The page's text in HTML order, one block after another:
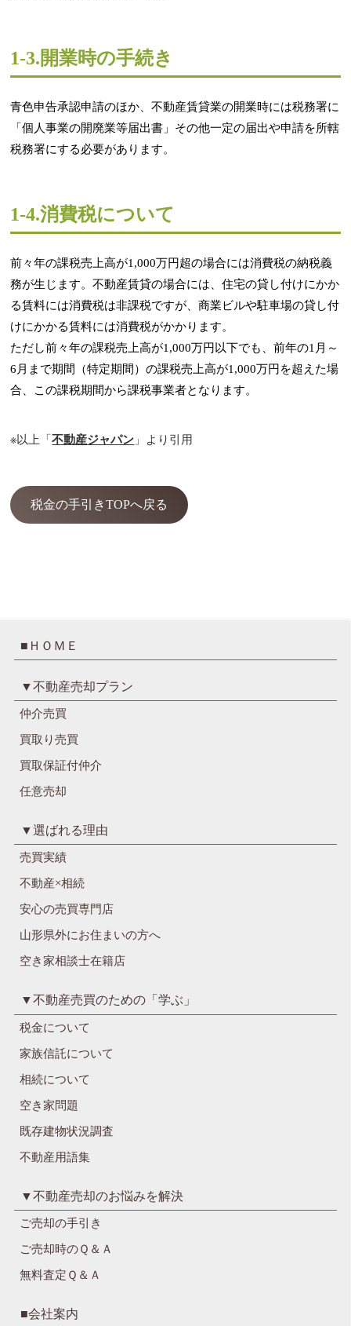
1-3.開業時の手続き
青色申告承認申請のほか、不動産賃貸業の開業時には税務署に
「個人事業の開廃業等届出書」その他一定の届出や申請を所轄
税務署にする必要があります。
1-4.消費税について
前々年の課税売上高が1,000万円超の場合には消費税の納税義
務が生じます。不動産賃貸の場合には、住宅の貸し付けにかか
る賃料には消費税は非課税ですが、商業ビルや駐車場の貸し付
けにかかる賃料には消費税がかかります。
ただし前々年の課税売上高が1,000万円以下でも、前年の1月～
6月まで期間（特定期間）の課税売上高が1,000万円を超えた場
合、この課税期間から課税事業者となります。
※以上「不動産ジャパン 」より引用
税金の手引きTOPへ戻る
■ＨＯＭＥ
▼不動産売却プラン
仲介売買
買取り売買
買取保証付仲介
任意売却
▼選ばれる理由
売買実績
不動産×相続
安心の売買専門店
山形県外にお住まいの方へ
空き家相談士在籍店
▼不動産売買のための「学ぶ」
税金について
家族信託について
相続について
空き家問題
既存建物状況調査
不動産用語集
▼不動産売却のお悩みを解決
ご売却の手引き
ご売却時のＱ＆Ａ
無料査定Ｑ＆Ａ
■会社案内